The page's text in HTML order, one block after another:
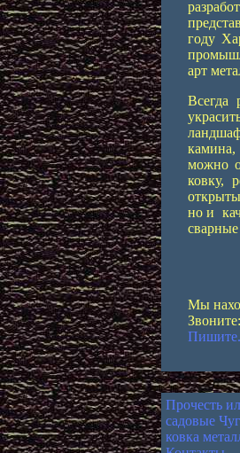
году
арт
Всегда
камина,
можно
ковку,
но и
Мы
Пишите.
Прочесть
садовые
ковка